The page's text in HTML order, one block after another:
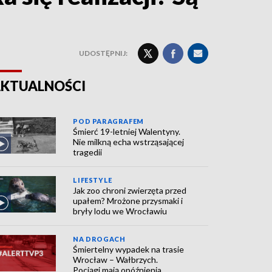
UDOSTĘPNIJ:
POD PARAGRAFEM
Śmierć 19-letniej Walentyny.
Nie milkną echa wstrząsającej
tragedii
LIFESTYLE
Jak zoo chroni zwierzęta przed
upałem? Mrożone przysmaki i
bryły lodu we Wrocławiu
NA DROGACH
Śmiertelny wypadek na trasie
Wrocław – Wałbrzych.
Pociągi mają opóźnienia